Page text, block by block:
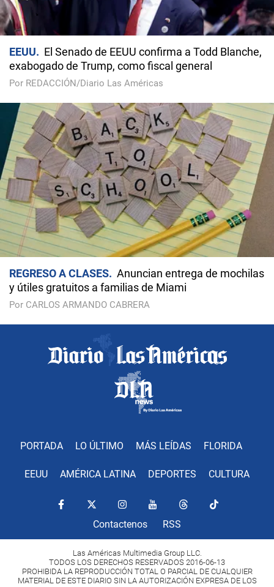
EEUU
El Senado de EEUU confirma a Todd Blanche,
exabogado de Trump, como fiscal general
Por REDACCIÓN/Diario Las Américas
REGRESO A CLASES
Anuncian entrega de mochilas
y útiles gratuitos a familias de Miami
Por CARLOS ARMANDO CABRERA
PORTADA LO ÚLTIMO MÁS LEÍDAS FLORIDA
EEUU AMÉRICA LATINA DEPORTES CULTURA
Contactenos RSS
Las Américas Multimedia Group LLC.
TODOS LOS DERECHOS RESERVADOS 2016-06-13
PROHIBIDA LA REPRODUCCIÓN TOTAL O PARCIAL DE CUALQUIER
MATERIAL DE ESTE DIARIO SIN LA AUTORIZACIÓN EXPRESA DE LOS